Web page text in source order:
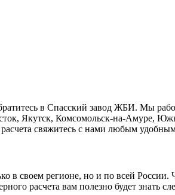
в Cпасский завод ЖБИ. Мы
Якутск, Комсомольск-на-Амуре,
расчета свяжитесь с нами любым
в своем регионе, но и по всей
расчета вам полезно будет знать